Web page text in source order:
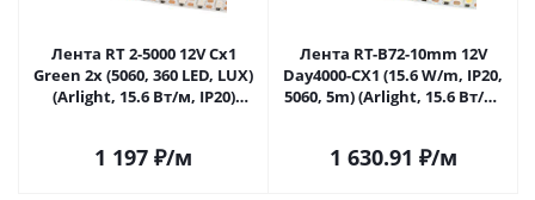
Лента RT 2-5000 12V Cx1
Green 2x (5060, 360 LED, LUX)
(Arlight, 15.6 Вт/м, IP20)
1 197 ₽/м
Лента RT-B72-10mm 12V
Day4000-CX1 (15.6 W/m, IP20,
5060, 5m) (Arlight, 15.6 Вт/м,
1 630.91 ₽/м